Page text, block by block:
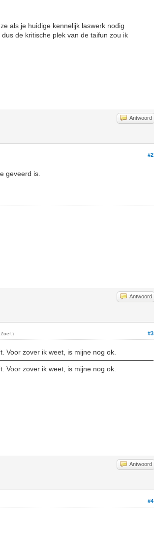
als je huidige kennelijk laswerk nodig
de kritische plek van de taifun zou ik
Antwoord
#2
geveerd is.
Antwoord
#3
.)
Voor zover ik weet, is mijne nog ok.
Voor zover ik weet, is mijne nog ok.
Antwoord
#4